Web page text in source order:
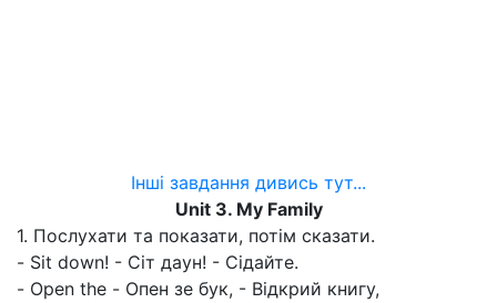
Інші завдання дивись тут...
Unit 3. My Family
1. Послухати та показати, потім сказати.
- Sit down! - Сіт даун! - Сідайте.
- Open the - Опен зе бук, - Відкрий книгу,